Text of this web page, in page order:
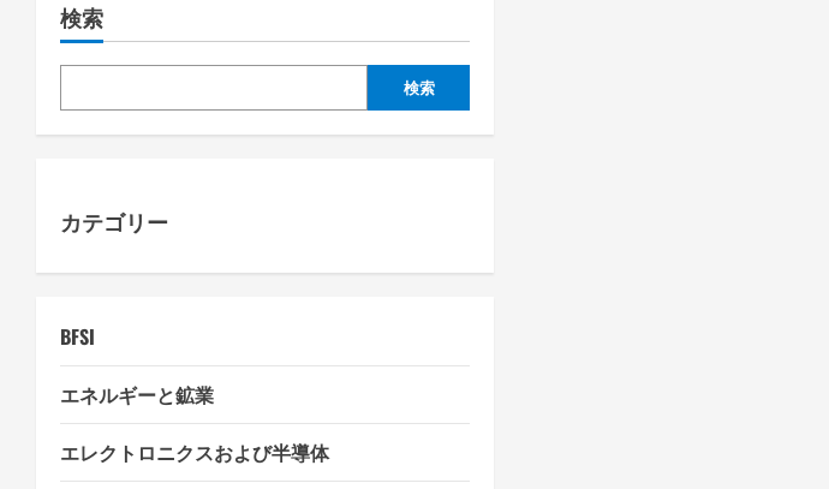
v
i
g
t
i
n
検索
検索
カテゴリー
BFSI
エネルギーと鉱業
エレクトロニクスおよび半導体